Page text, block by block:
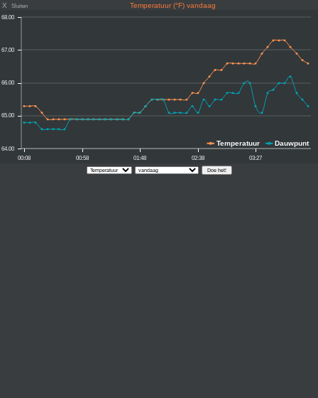
X Sluiten Temperatuur (°F) vandaag